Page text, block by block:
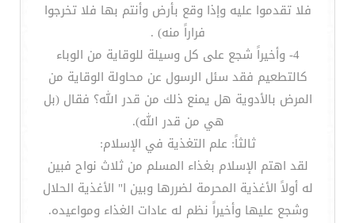
فلا تقدموا عليه وإذا وقع بأرض وأنتم بها فلا تخرجوا
فراراً منه) .
4- وأخيراً شجع على كل وسيلة للوقاية من الوباء
كالتطعيم فقد سئل الرسول عن محاولة الوقاية من
المرض بالأدوية هل يمنع ذلك من قدر الله؟ فقال (بل
هي من قدر الله).
ثالثاً: علم التغذية في الإسلام:
لقد اهتم الإسلام بغذاء المسلم من ثلاث نواح فبين
له أولاً الأغذية المحرمة لضررها وبين ا" الأغذية الحلال
وشجع عليها وأخيراً نظم له عادات الغذاء ومواعيده.